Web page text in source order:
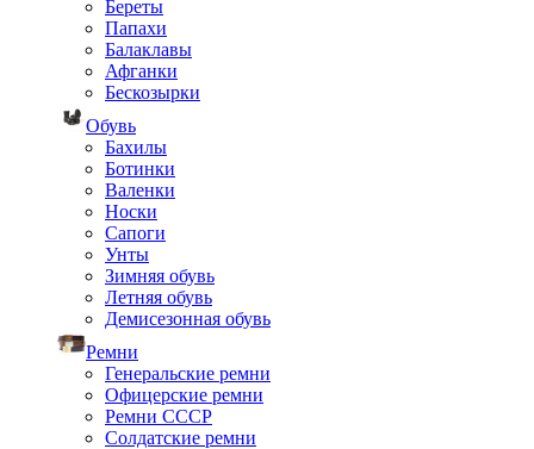
Береты
Папахи
Балаклавы
Афганки
Бескозырки
Обувь
Бахилы
Ботинки
Валенки
Носки
Сапоги
Унты
Зимняя обувь
Летняя обувь
Демисезонная обувь
Ремни
Генеральские ремни
Офицерские ремни
Ремни СССР
Солдатские ремни